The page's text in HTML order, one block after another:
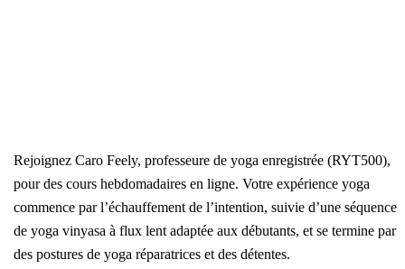
Rejoignez Caro Feely, professeure de yoga enregistrée (RYT500),
pour des cours hebdomadaires en ligne. Votre expérience yoga
commence par l’échauffement de l’intention, suivie d’une séquence
de yoga vinyasa à flux lent adaptée aux débutants, et se termine par
des postures de yoga réparatrices et des détentes.